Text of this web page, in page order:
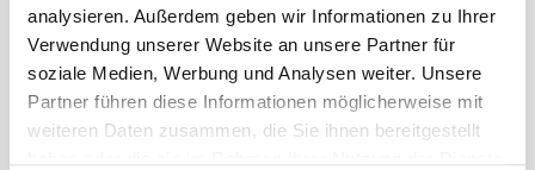
analysieren. Außerdem geben wir Informationen zu Ihrer
Verwendung unserer Website an unsere Partner für
soziale Medien, Werbung und Analysen weiter. Unsere
Partner führen diese Informationen möglicherweise mit
weiteren Daten zusammen, die Sie ihnen bereitgestellt
2.00 mm
Anzahl